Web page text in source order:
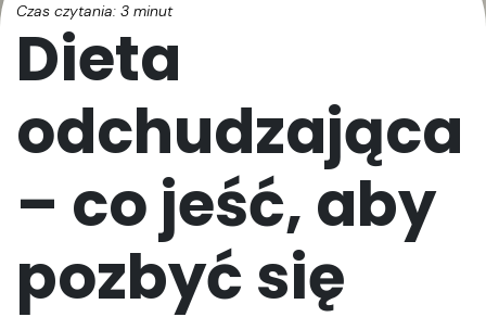
Czas czytania: 3 minut
Dieta
odchudzająca
– co jeść, aby
pozbyć się